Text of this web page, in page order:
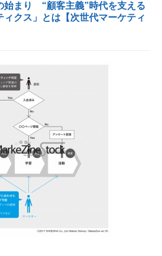
始まり “顧客主義”時代を支える
ィクス」とは【次世代マーケティ